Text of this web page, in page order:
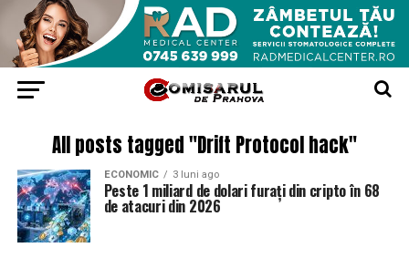
All posts tagged "Drift Protocol hack"
ECONOMIC 3 luni ago
Peste 1 miliard de dolari furați din cripto în 68
de atacuri din 2026